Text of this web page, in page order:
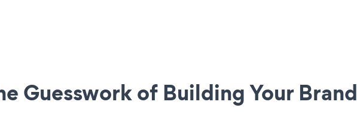
Guesswork of Building Your Brand